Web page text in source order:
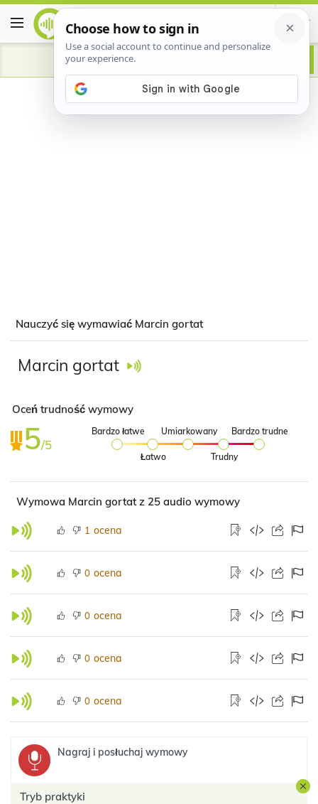
Advertisement
Nauczyć się wymawiać Marcin gortat
Marcin gortat
Oceń trudność wymowy
5/5
Bardzo łatwe
Łatwo
Umiarkowany
Trudny
Bardzo trudne
Wymowa Marcin gortat z 25 audio wymowy
1 ocena
0 ocena
0 ocena
0 ocena
0 ocena
Nagraj i posłuchaj wymowy
Tryb praktyki